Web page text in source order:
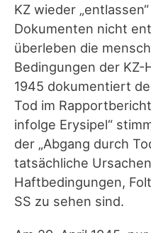
KZ wieder
Dokumenten nicht
überleben die
Bedingungen der KZ-
1945 dokumentiert
Tod im
infolge Erysipel“
der „Abgang durch
tatsächliche
Haftbedingungen,
SS zu sehen sind.